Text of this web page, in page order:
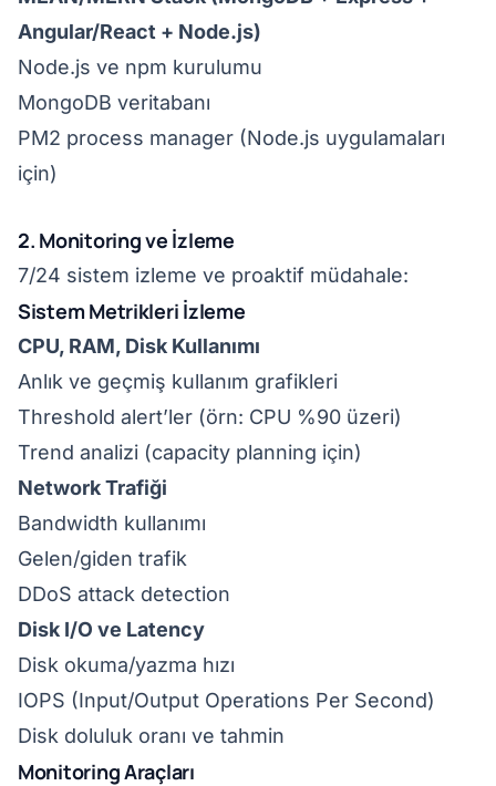
Angular/React + Node.js)
Node.js ve npm kurulumu
MongoDB veritabanı
PM2 process manager (Node.js uygulamaları
için)
2. Monitoring ve İzleme
7/24 sistem izleme ve proaktif müdahale:
Sistem Metrikleri İzleme
CPU, RAM, Disk Kullanımı
Anlık ve geçmiş kullanım grafikleri
Threshold alert’ler (örn: CPU %90 üzeri)
Trend analizi (capacity planning için)
Network Trafiği
Bandwidth kullanımı
Gelen/giden trafik
DDoS attack detection
Disk I/O ve Latency
Disk okuma/yazma hızı
IOPS (Input/Output Operations Per Second)
Disk doluluk oranı ve tahmin
Monitoring Araçları